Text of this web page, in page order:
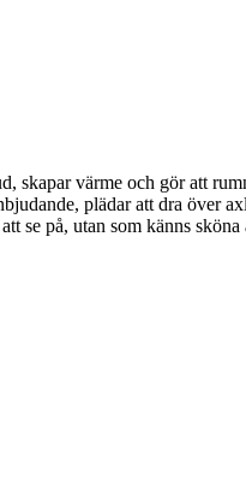
värme och gör att
plädar att dra över
se på, utan som känns